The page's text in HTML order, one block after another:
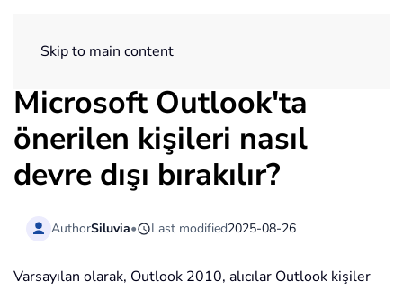
Skip to main content
Microsoft Outlook'ta
önerilen kişileri nasıl
devre dışı bırakılır?
AuthorSiluvia• Last modified2025-08-26
Varsayılan olarak, Outlook 2010, alıcılar Outlook kişiler